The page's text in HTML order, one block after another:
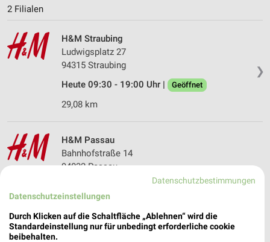
2 Filialen
❯
H&M Straubing
Ludwigsplatz 27
94315 Straubing
Heute 09:30 - 19:00 Uhr |
Geöffnet
29,08 km
❯
H&M Passau
Bahnhofstraße 14
94032 Passau
Heute 09:30 - 19:30 Uhr | Geöffnet
Datenschutzbestimmungen
Datenschutzeinstellungen
Durch Klicken auf die Schaltfläche „Ablehnen“ wird die
Standardeinstellung nur für unbedingt erforderliche cookie
beibehalten.